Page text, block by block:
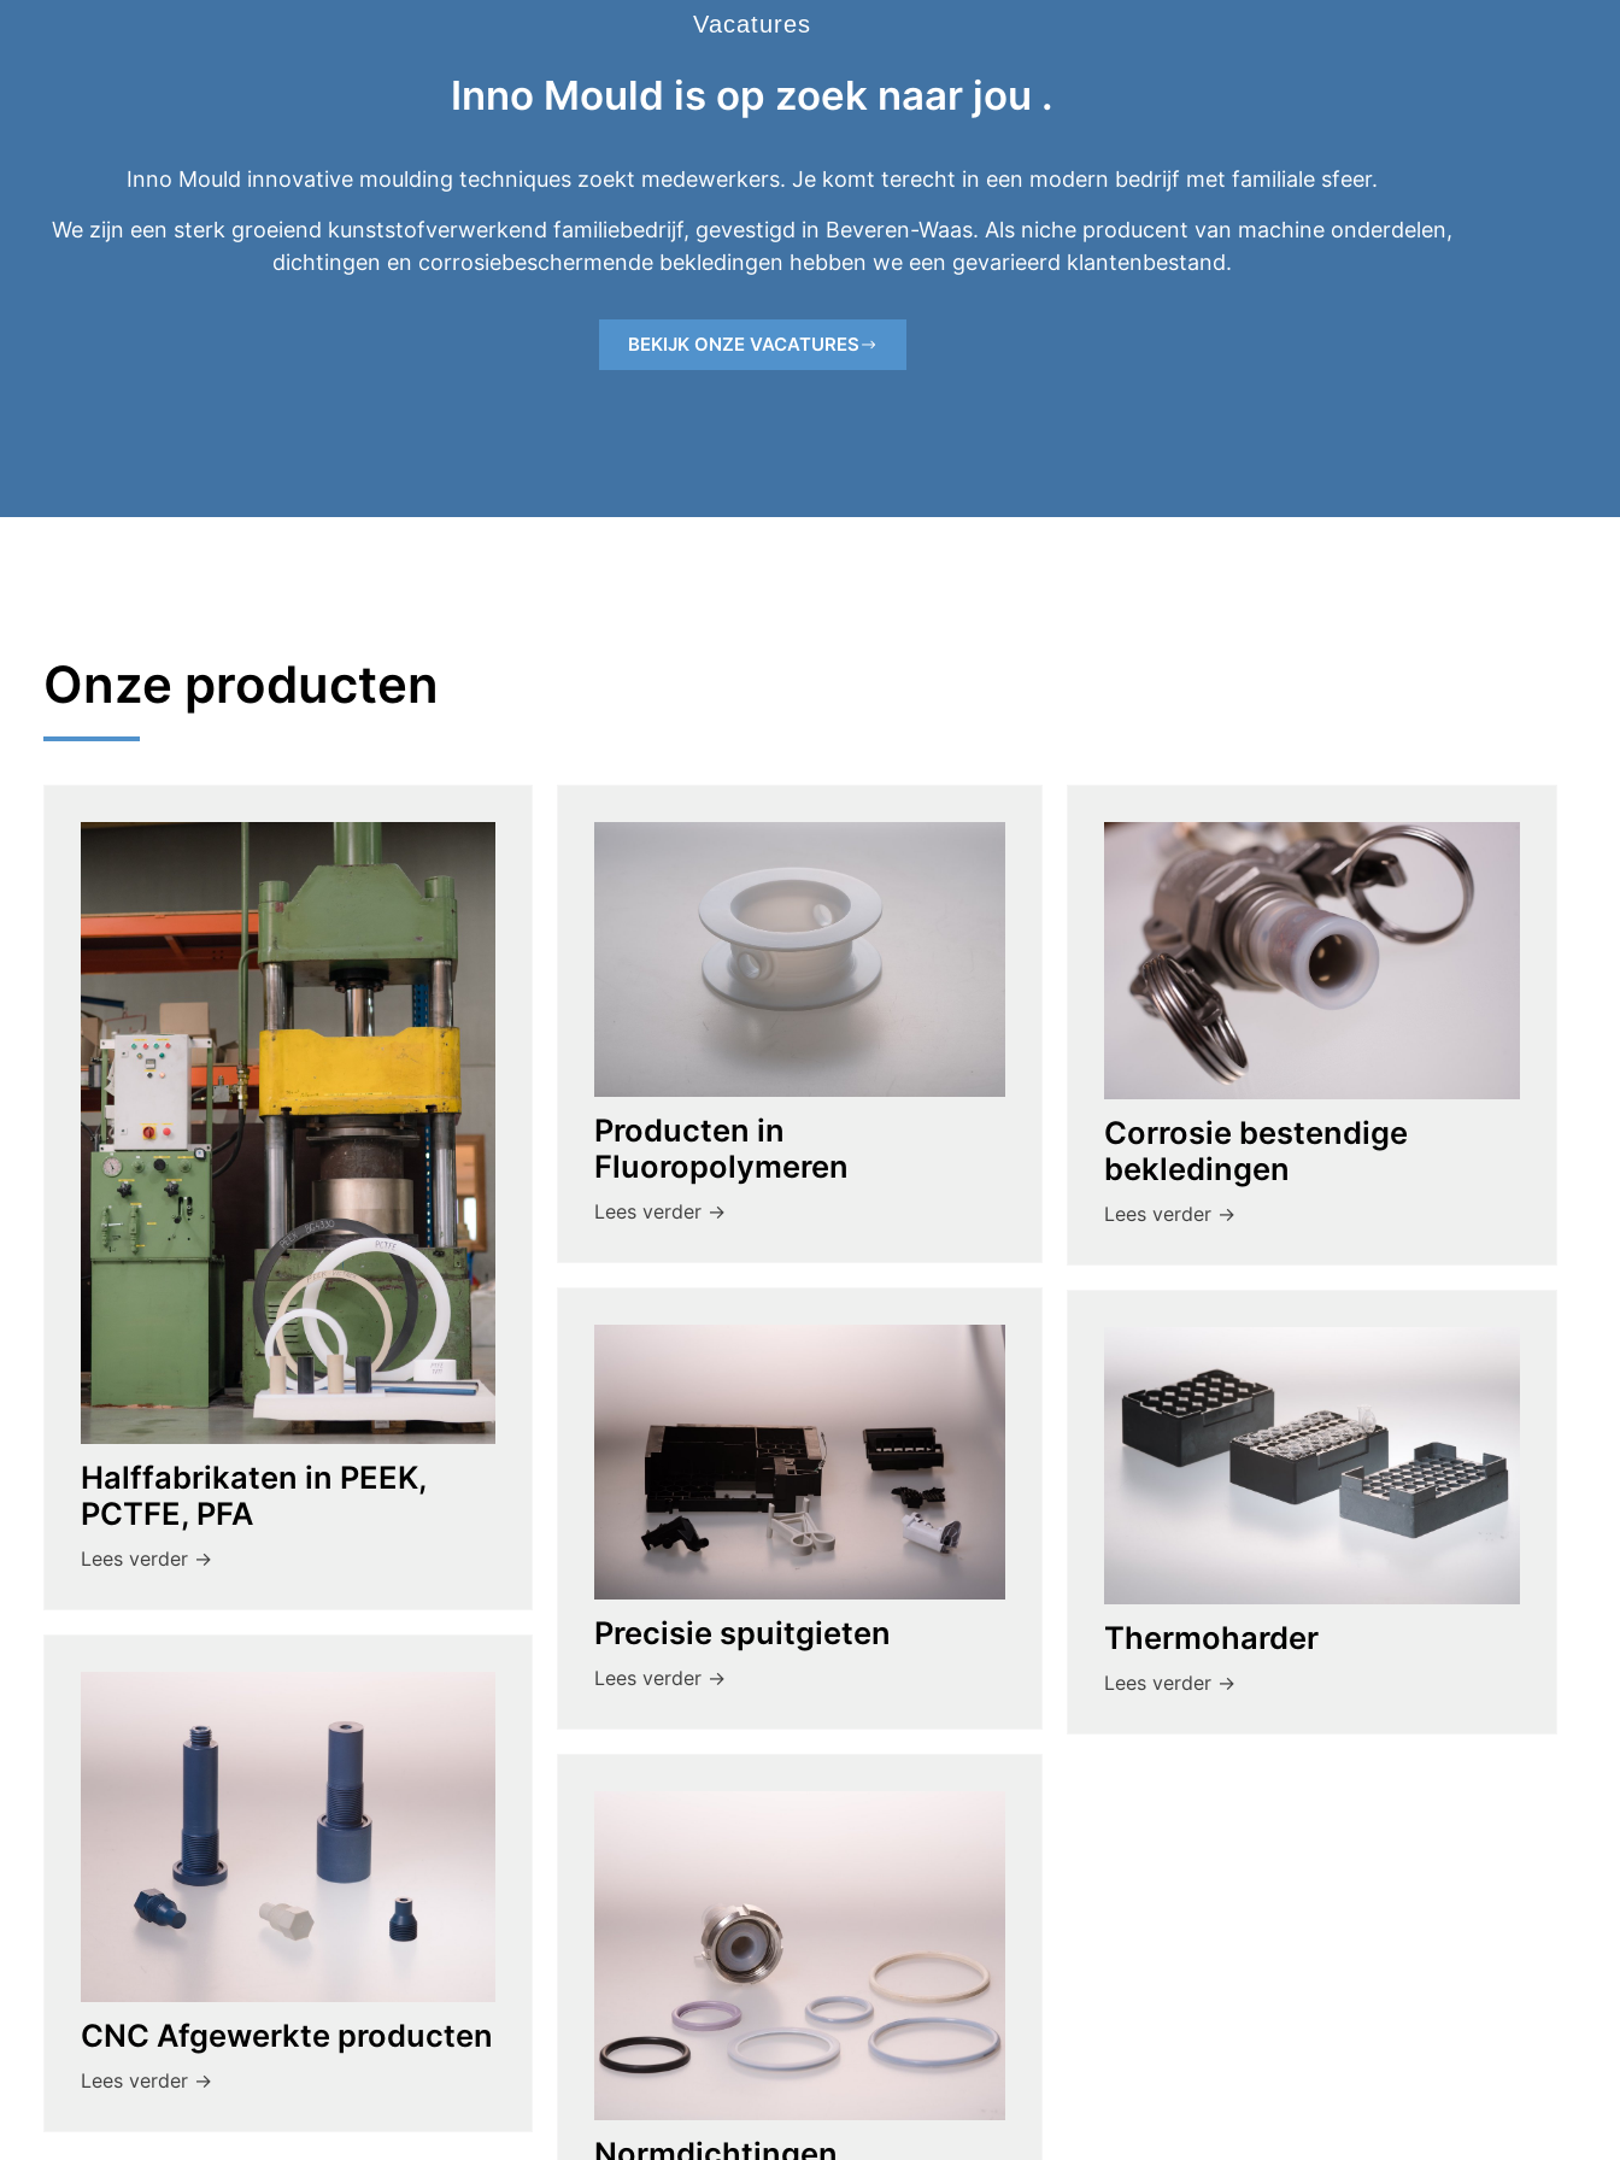
Vacatures
Inno Mould is op zoek naar jou .
Inno Mould innovative moulding techniques zoekt medewerkers. Je komt terecht in een modern bedrijf met familiale sfeer.
We zijn een sterk groeiend kunststofverwerkend familiebedrijf, gevestigd in Beveren-Waas. Als niche producent van machine onderdelen,
dichtingen en corrosiebeschermende bekledingen hebben we een gevarieerd klantenbestand.
BEKIJK ONZE VACATURES
Onze producten
Halffabrikaten in PEEK,
PCTFE, PFA
Lees verder ->
CNC Afgewerkte producten
Lees verder ->
Producten in
Fluoropolymeren
Lees verder ->
Precisie spuitgieten
Lees verder ->
Corrosie bestendige
bekledingen
Lees verder ->
Thermoharder
Lees verder ->